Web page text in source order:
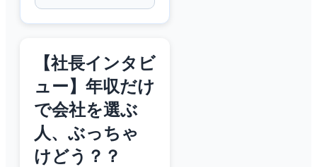
【社長インタビ
ュー】年収だけ
で会社を選ぶ
人、ぶっちゃ
けどう？？